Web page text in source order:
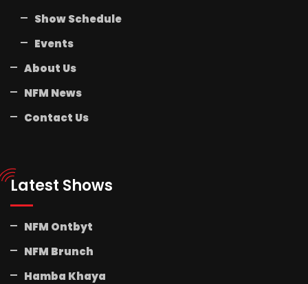
Show Schedule
Events
About Us
NFM News
Contact Us
Latest Shows
NFM Ontbyt
NFM Brunch
Hamba Khaya